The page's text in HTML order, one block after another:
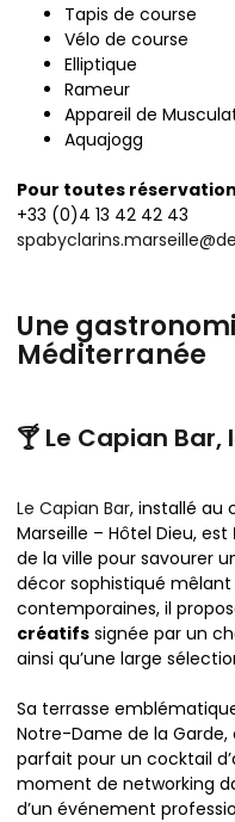
Tapis de course
Vélo de course
Elliptique
Rameur
Appareil de
Aquajogg
Pour toutes
+33 (0)4 13 42 42 43
Une
Méditerranée
🍸 Le Capian
Le Capian Bar, installé au
Marseille – Hôtel Dieu, est
de la ville pour savourer
décor sophistiqué
contemporaines, il
créatifs signée par un
ainsi qu’une large
Sa terrasse
Notre-Dame de la
parfait pour un cocktail
moment de networking
d’un événement